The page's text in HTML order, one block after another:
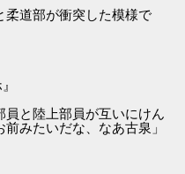
柔道部が衝突した模様で
員と陸上部員が互いにけん
みたいだな、なあ古泉」